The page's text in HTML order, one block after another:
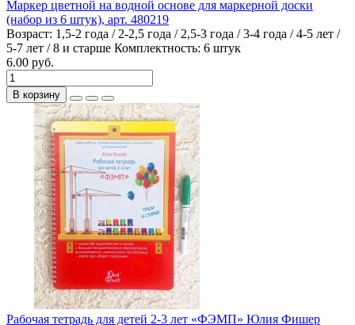
Маркер цветной на водной основе для маркерной доски
(набор из 6 штук), арт. 480219
Возраст: 1,5-2 года / 2-2,5 года / 2,5-3 года / 3-4 года / 4-5 лет /
5-7 лет / 8 и старше Комплектность: 6 штук
6.00 руб.
В корзину
Рабочая тетрадь для детей 2-3 лет «ФЭМП» Юлия Фишер